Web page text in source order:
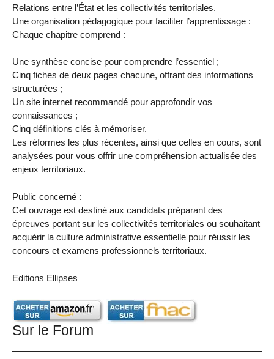
Relations entre l’État et les collectivités territoriales.
Une organisation pédagogique pour faciliter l’apprentissage :
Chaque chapitre comprend :
Une synthèse concise pour comprendre l’essentiel ;
Cinq fiches de deux pages chacune, offrant des informations
structurées ;
Un site internet recommandé pour approfondir vos
connaissances ;
Cinq définitions clés à mémoriser.
Les réformes les plus récentes, ainsi que celles en cours, sont
analysées pour vous offrir une compréhension actualisée des
enjeux territoriaux.
Public concerné :
Cet ouvrage est destiné aux candidats préparant des
épreuves portant sur les collectivités territoriales ou souhaitant
acquérir la culture administrative essentielle pour réussir les
concours et examens professionnels territoriaux.
Editions Ellipses
Sur le Forum